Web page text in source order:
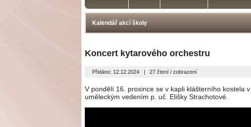
Kalendář akcí školy
Koncert kytarového orchestru
Přidáno: 12.12.2024 | 27 čtení / zobrazení
V pondělí 16. prosince se v kapli klášterního kostela
uměleckým vedením p. uč. Elišky Strachotové.